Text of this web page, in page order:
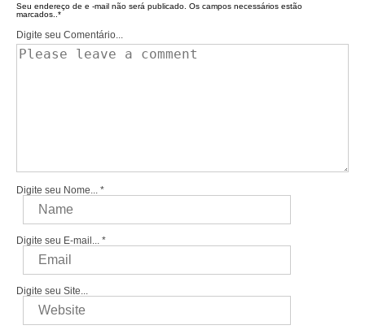
Seu endereço de e -mail não será publicado. Os campos necessários estão
marcados.. *
Digite seu Comentário...
Digite seu Nome... *
Digite seu E-mail... *
Digite seu Site...